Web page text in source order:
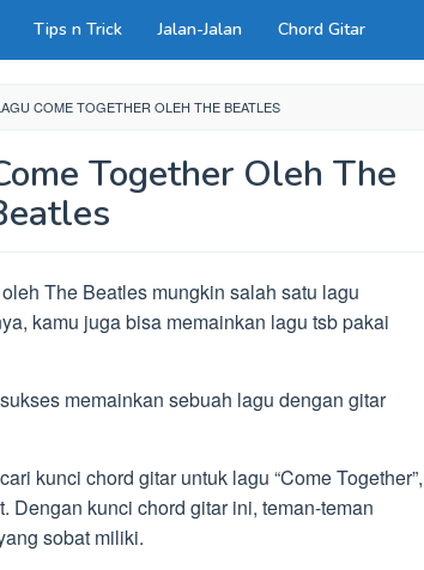
Tips n Trick Jalan-Jalan Chord Gitar
COME TOGETHER OLEH THE BEATLES
Together Oleh The
The Beatles mungkin salah satu lagu
kamu juga bisa memainkan lagu tsb pakai
memainkan sebuah lagu dengan gitar
kunci chord gitar untuk lagu “Come Together”,
Dengan kunci chord gitar ini, teman-teman
sobat miliki.